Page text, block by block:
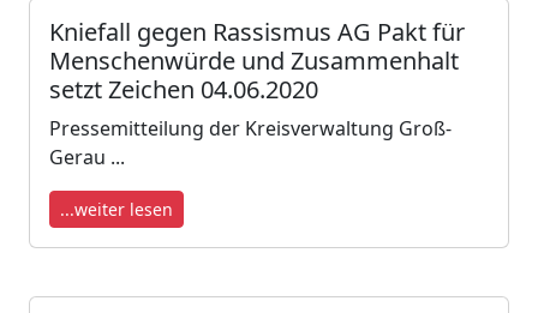
Kniefall gegen Rassismus AG Pakt für
Menschenwürde und Zusammenhalt
setzt Zeichen 04.06.2020
Pressemitteilung der Kreisverwaltung Groß-
Gerau ​​...
...weiter lesen